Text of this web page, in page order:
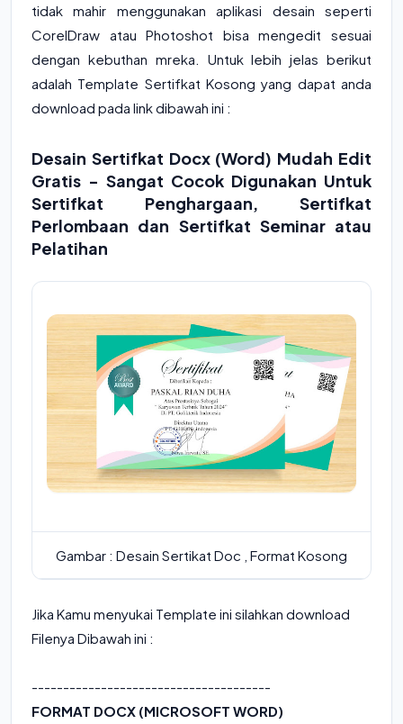
tidak mahir menggunakan aplikasi desain seperti
CorelDraw atau Photoshot bisa mengedit sesuai
dengan kebuthan mreka. Untuk lebih jelas berikut
adalah Template Sertifkat Kosong yang dapat anda
download pada link dibawah ini :
Desain Sertifkat Docx (Word) Mudah Edit
Gratis - Sangat Cocok Digunakan Untuk
Sertifkat Penghargaan, Sertifkat
Perlombaan dan Sertifkat Seminar atau
Pelatihan
Gambar : Desain Sertikat Doc , Format Kosong
Jika Kamu menyukai Template ini silahkan download
Filenya Dibawah ini :
--------------------------------------
FORMAT DOCX (MICROSOFT WORD)